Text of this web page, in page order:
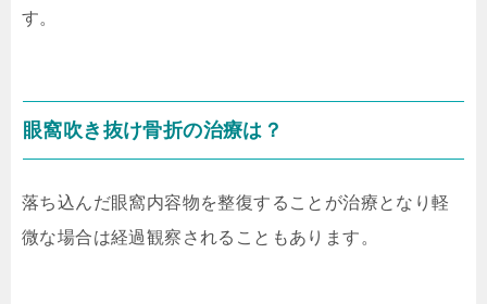
す。
眼窩吹き抜け骨折の治療は？
落ち込んだ眼窩内容物を整復することが治療となり軽
微な場合は経過観察されることもあります。